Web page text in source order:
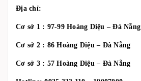
Địa chỉ:
Cơ sở 1 : 97-99 Hoàng Diệu – Đà Nẵng
Cơ sở 2 : 86 Hoàng Diệu – Đà Nẵng
Cơ sở 3 : 57 Hoàng Diệu – Đà Nẵng